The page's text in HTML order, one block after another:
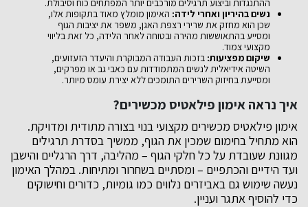
ההתנגדות וביצוע תרגילים מורכבים יותר המפתחים כוח וסיבולת.
נשים בהיריון ואחרי לידה: האימון מומלץ מאוד בתקופות אלו,
שכן הוא מחזק את שרירי רצפת האגן, משפר את יציבות הגוף
ומסייע בהתאוששות מהירה ובטוחה לאחר הלידה, כל זאת בליווי
מקצועי צמוד.
שיקום מפציעות: בזכות העבודה המבוקרת והיעדר הזעזועים,
השיטה אידיאלית לנשים המתמודדות עם כאבי גב או מפרקים,
ומסייעת בחיזוק השרירים התומכים ללא יצירת עומס מיותר.
איך נראה אימון פילאטיס מכשירים?
אימון פילאטיס מכשירים מקצועי בנוי בצורה מתודית ומדויקת.
הוא מתחיל בחימום שמכין את הגוף, ממשיך בסדרת תרגילים
מגוונת שעובדת על כל חלקי הגוף – מהליבה, דרך הרגליים והישבן
ועד הידיים והכתפיים – ומסתיים בשחרור ומתיחות. במהלך האימון
נעשה שימוש גם באביזרים נלווים כמו גומיות, כדורים וחישוקים
כדי להוסיף אתגר ועניין.